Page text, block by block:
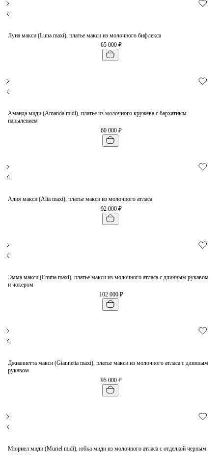
Луна макси (Luna maxi), платье макси из молочного бифлекса
65 000 ₽
Аманда миди (Amanda midi), платье из молочного кружева с бархатным
напылением
60 000 ₽
Алия макси (Alia maxi), платье макси из молочного атласа
92 000 ₽
Эмма макси (Emma maxi), платье макси из молочного атласа с длинным рукавом
и чокером
102 000 ₽
Джианнетта макси (Giannetta maxi), платье макси из молочного атласа с длинным
рукавом
95 000 ₽
Мюриел миди (Muriel midi), юбка миди из молочного атласа с отделкой черным